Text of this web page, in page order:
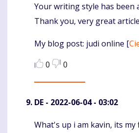
Your writing style has been
Thank you, very great
My blog post: judi online [
0
0
DE - 2022-06-04 - 03:02
Komentaras
What's up i am kavin, its